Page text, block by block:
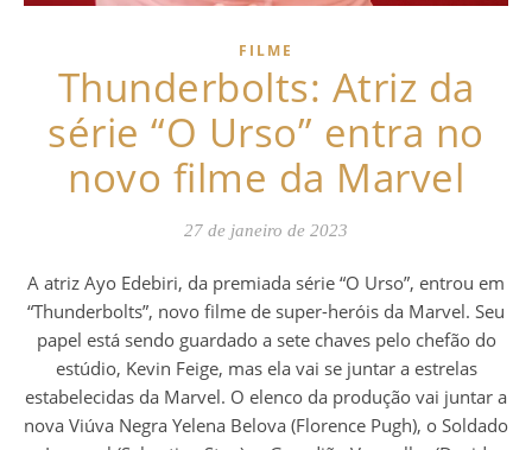
FILME
Thunderbolts: Atriz da
série “O Urso” entra no
novo filme da Marvel
27 de janeiro de 2023
A atriz Ayo Edebiri, da premiada série “O Urso”, entrou em
“Thunderbolts”, novo filme de super-heróis da Marvel. Seu
papel está sendo guardado a sete chaves pelo chefão do
estúdio, Kevin Feige, mas ela vai se juntar a estrelas
estabelecidas da Marvel. O elenco da produção vai juntar a
nova Viúva Negra Yelena Belova (Florence Pugh), o Soldado